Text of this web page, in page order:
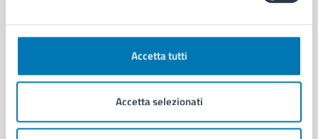
Accetta tutti
Accetta selezionati
Aree amministrative
Uffici
Politici